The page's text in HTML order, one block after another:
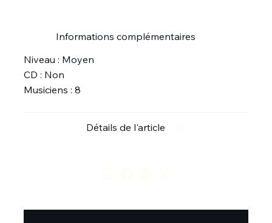
Informations complémentaires
Niveau : Moyen
CD : Non
Musiciens : 8
Détails de l'article